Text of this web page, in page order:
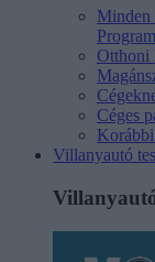
Minden
Otthoni
Céges
Villanyautó